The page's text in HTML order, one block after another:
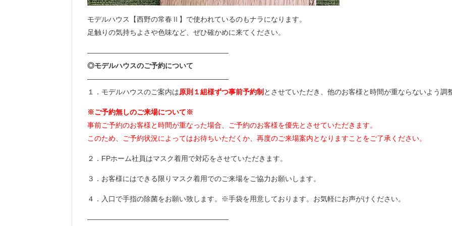
モデルハウス【西野の常春Ⅱ】で使われているのもナラになります。
足触りの気持ちよさや色味など、ぜひ確かめに来てください。
————————————————————
◎モデルハウスのご予約について
————————————————————
１．モデルハウスのご案内は原則１組様ずつ事前予約制 とさせていただき、他のお客様と時間が重ならないよう調
※ご予約無しのご来場について※
事前ご予約のお客様と時間が重なった場合、ご予約のお客様を優先とさせていただきます。
このため、ご予約状況によってはお待ちいただくか、再度のご来場案内となりますことをご了承ください。
２．FPホーム社員はマスク着用で対応をさせていただきます。
３．お客様にはできる限りマスク着用でのご来場をご協力お願いします。
４．入口で手指の除菌をお願い致します。※手袋を用意しております。お気軽にお声がけください。
————————————————————